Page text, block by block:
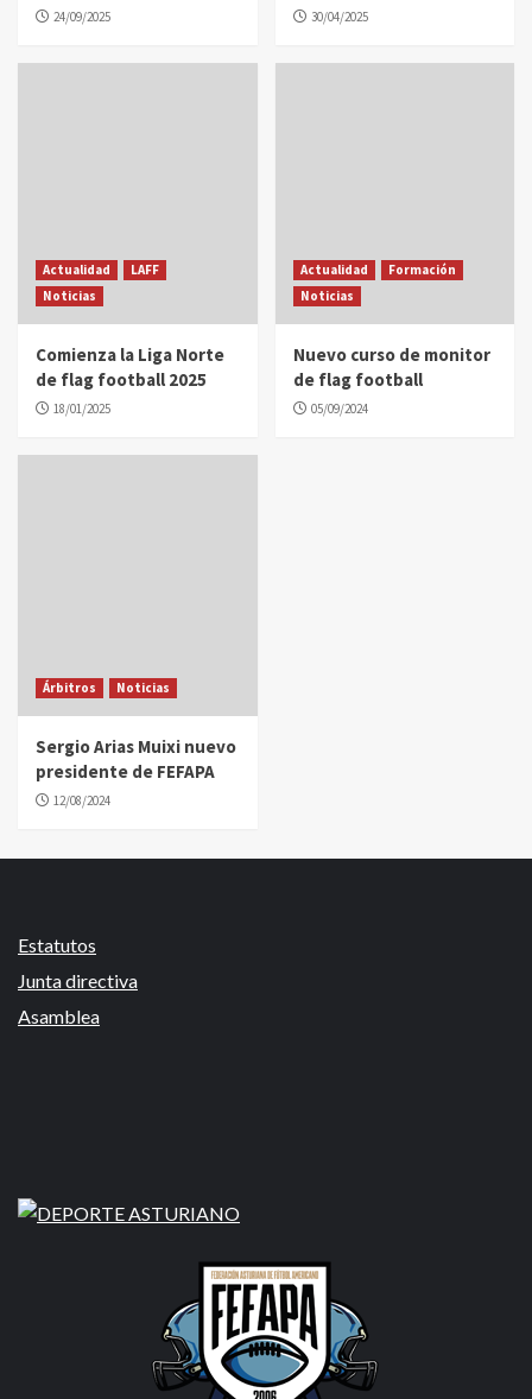
24/09/2025 30/04/2025
Actualidad
LAFF
Noticias
Comienza la Liga Norte
de flag football 2025
18/01/2025
Actualidad
Formación
Noticias
Nuevo curso de monitor
de flag football
05/09/2024
Árbitros Noticias
Sergio Arias Muixi nuevo
presidente de FEFAPA
12/08/2024
Estatutos
Junta directiva
Asamblea